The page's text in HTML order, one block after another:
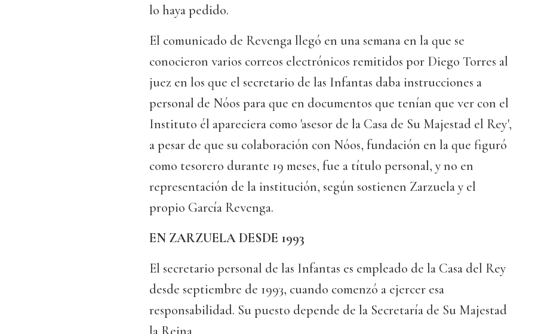
lo haya pedido.
El comunicado de Revenga llegó en una semana en la que se
conocieron varios correos electrónicos remitidos por Diego Torres al
juez en los que el secretario de las Infantas daba instrucciones a
personal de Nóos para que en documentos que tenían que ver con el
Instituto él apareciera como 'asesor de la Casa de Su Majestad el Rey',
a pesar de que su colaboración con Nóos, fundación en la que figuró
como tesorero durante 19 meses, fue a título personal, y no en
representación de la institución, según sostienen Zarzuela y el
propio García Revenga.
EN ZARZUELA DESDE 1993
El secretario personal de las Infantas es empleado de la Casa del Rey
desde septiembre de 1993, cuando comenzó a ejercer esa
responsabilidad. Su puesto depende de la Secretaría de Su Majestad